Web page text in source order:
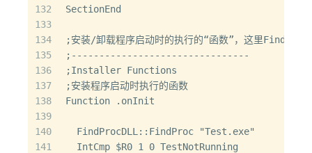
132
133
134
135
136
137
138
139
140
141
SectionEnd
;安装/卸载程序启动时的执行的“函数”，这里
;--------------------------------
;Installer Functions
;安装程序启动时执行的函数
Function .onInit
  FindProcDLL::FindProc "Test.exe"
  IntCmp $R0 1 0 TestNotRunning